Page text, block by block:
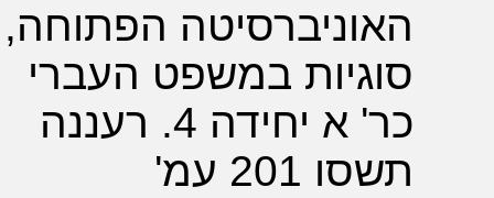
הפתוחה,
במשפט העברי
כר' א יחידה 4. רעננה